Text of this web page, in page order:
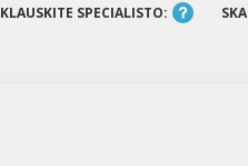
KLAUSKITE SPECIALISTO: